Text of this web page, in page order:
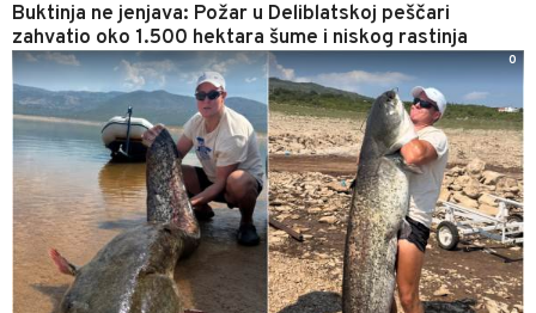
Buktinja ne jenjava: Požar u Deliblatskoj peščari
zahvatio oko 1.500 hektara šume i niskog rastinja
0